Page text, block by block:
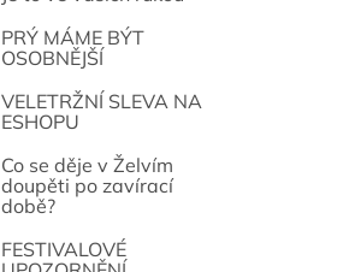
PRÝ MÁME BÝT
OSOBNĚJŠÍ
VELETRŽNÍ SLEVA NA
ESHOPU
Co se děje v Želvím
doupěti po zavírací
době?
FESTIVALOVÉ